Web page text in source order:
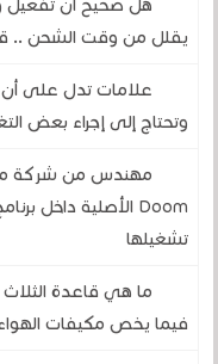
هل صحيح أن تفعيل
يقلل من وقت الشحن ..
علامات تدل على
وتحتاج إلى إجراء بعض
مهندس من شركة
تشغيلها
ما هي قاعدة
فيما يخص مكيفات